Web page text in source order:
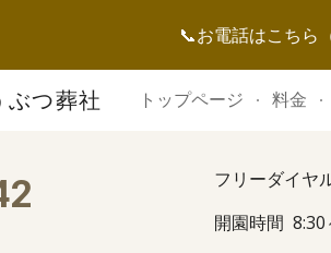
Skip to main content
📞お電話はこちら
ぶつ葬社 トップページ 料金
フリーダイヤ
開園時間 8:30